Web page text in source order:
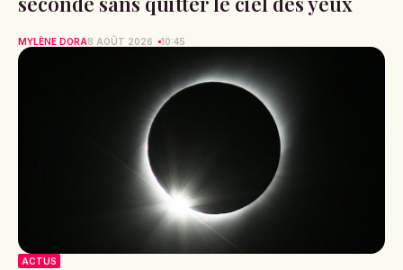
MYLÈNE DORA8 AOÛT 2026 10:45
ACTUS